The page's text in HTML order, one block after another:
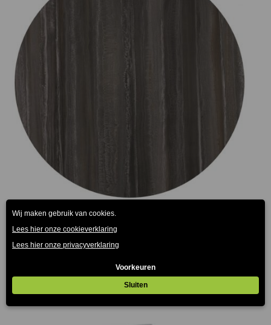
Tempera Zilver Terrastafelblad Werzalit
€75.00 (Prijs incl. btw: €90,75)